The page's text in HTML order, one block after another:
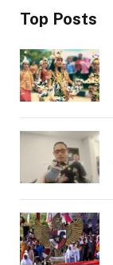
Top Posts